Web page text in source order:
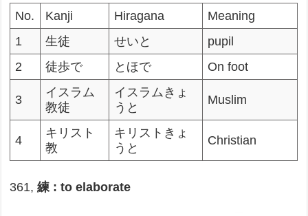
No. Kanji Hiragana
Meaning
1
生徒 せいと
pupil
2
徒歩で とほで On foot
3
イスラム
教徒
イスラムきょ
うと
Muslim
4
キリスト
教
キリストきょ
うと
Christian
361,練 : to elaborate